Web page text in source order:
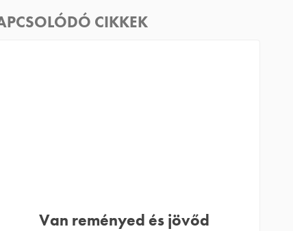
CIKKEK
Van reményed és jövőd